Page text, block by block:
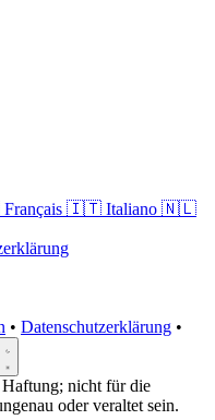
Français 🇮🇹 Italiano 🇳🇱
• Datenschutzerklärung •
nicht für die
oder veraltet sein.